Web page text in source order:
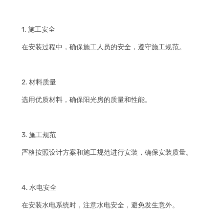
1. 施工安全
在安装过程中，确保施工人员的安全，遵守施工规范。
2. 材料质量
选用优质材料，确保阳光房的质量和性能。
3. 施工规范
严格按照设计方案和施工规范进行安装，确保安装质量。
4. 水电安全
在安装水电系统时，注意水电安全，避免发生意外。